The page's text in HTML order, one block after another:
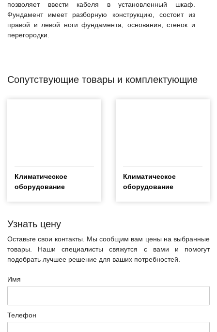
позволяет ввести кабеля в установленный шкаф.
Фундамент имеет разборную конструкцию, состоит из
правой и левой ноги фундамента, основания, стенок и
перегородки.
Сопутствующие товары и комплектующие
Климатическое
оборудование
Климатическое
оборудование
Узнать цену
Оставьте свои контакты. Мы сообщим вам цены на выбранные
товары. Наши специалисты свяжутся с вами и помогут
подобрать лучшее решение для ваших потребностей.
Имя
Телефон